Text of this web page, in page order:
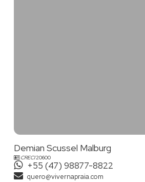
Demian Scussel Malburg
CRECI20600
+55 (47) 98877-8822
quero@vivernapraia.com